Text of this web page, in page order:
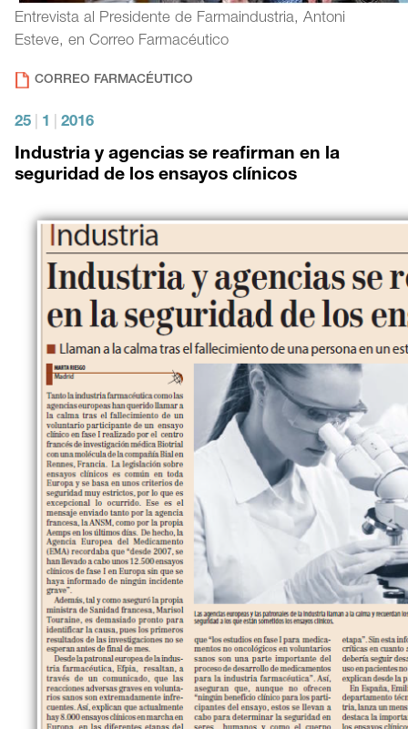
Entrevista al Presidente de Farmaindustria, Antoni
Esteve, en Correo Farmacéutico
CORREO FARMACÉUTICO
25 1 2016
Industria y agencias se reafirman en la
seguridad de los ensayos clínicos